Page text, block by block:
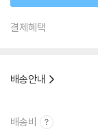
결제혜택
배송안내
배송비